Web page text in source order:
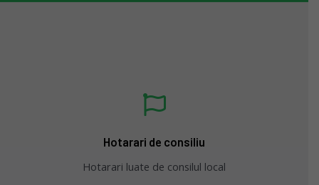
Hotarari de consiliu
Hotarari luate de consilul local